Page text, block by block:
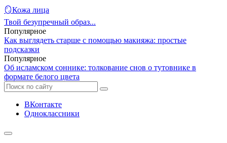
🪞Кожа лица
Твой безупречный образ...
Популярное
Как выглядеть старше с помощью макияжа: простые
подсказки
Популярное
Об исламском соннике: толкование снов о тутовнике в
формате белого цвета
ВКонтакте
Одноклассники